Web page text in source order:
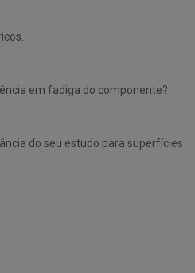
em fadiga do componente?
do seu estudo para superfícies